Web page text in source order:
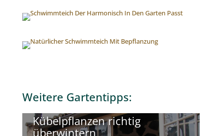
Weitere Gartentipps:
Kübelpflanzen richtig
überwintern